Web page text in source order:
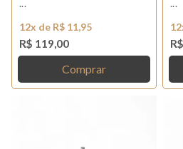
...
12x de R$ 11,95
R$ 119,00
Comprar
...